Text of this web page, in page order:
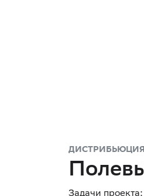
ДИСТРИБЬЮЦИЯ